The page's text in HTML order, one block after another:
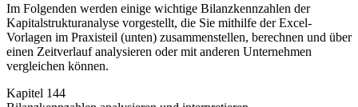
Im Folgenden werden einige wichtige Bilanzkennzahlen der
Kapitalstrukturanalyse vorgestellt, die Sie mithilfe der Excel-
Vorlagen im Praxisteil (unten) zusammenstellen, berechnen und über
einen Zeitverlauf analysieren oder mit anderen Unternehmen
vergleichen können.
Kapitel 144